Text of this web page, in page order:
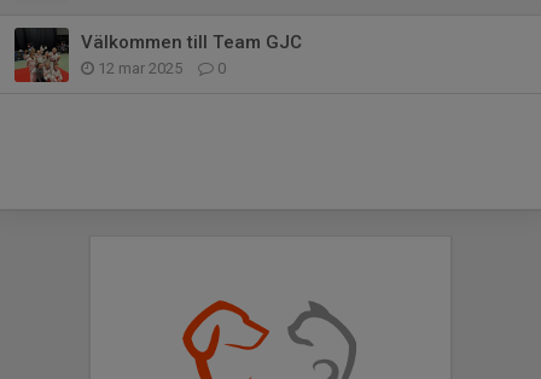
Välkommen till Team GJC
12 mar 2025 0